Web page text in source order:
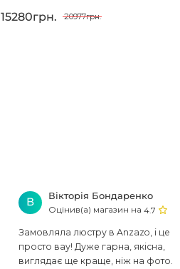
15280грн. 20977грн.
В
Вікторія Бондаренко
Оцінив(а) магазин на4.7
Замовляла люстру в Anzazo, і це
просто вау! Дуже гарна, якісна,
виглядає ще краще, ніж на фото.